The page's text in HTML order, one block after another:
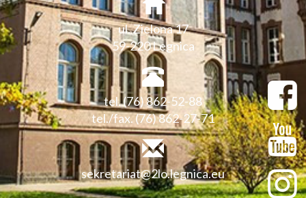
ul. Zielona 17
59-220 Legnica
tel. (76) 862-52-88
tel./fax. (76) 862-27-71
sekretariat@2lo.legnica.eu